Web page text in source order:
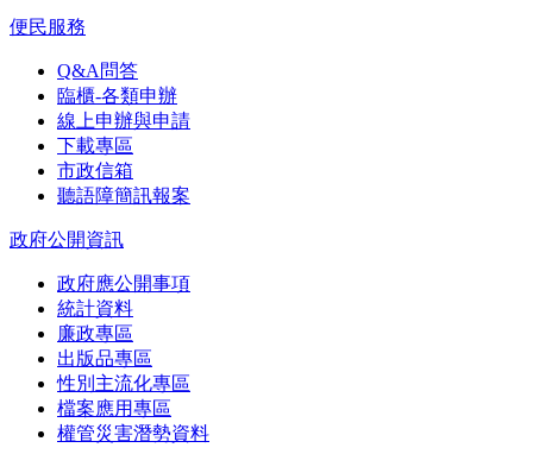
便民服務
Q&A問答
臨櫃-各類申辦
線上申辦與申請
下載專區
市政信箱
聽語障簡訊報案
政府公開資訊
政府應公開事項
統計資料
廉政專區
出版品專區
性別主流化專區
檔案應用專區
權管災害潛勢資料